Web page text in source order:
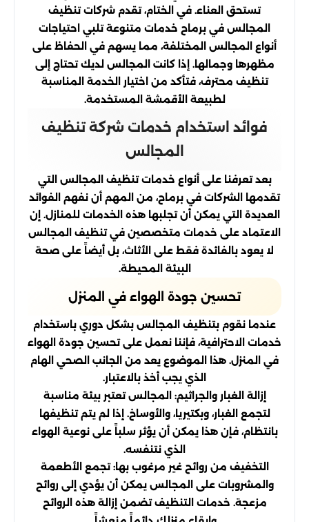
تستحق العناء. في الختام، تقدم شركات تنظيف
المجالس في برماح خدمات متنوعة تلبي احتياجات
أنواع المجالس المختلفة، مما يسهم في الحفاظ على
مظهرها وجمالها. إذا كانت المجالس لديك تحتاج إلى
تنظيف محترف، فتأكد من اختيار الخدمة المناسبة
لطبيعة الأقمشة المستخدمة.
فوائد استخدام خدمات شركة تنظيف
المجالس
بعد تعرفنا على أنواع خدمات تنظيف المجالس التي
تقدمها الشركات في برماح، من المهم أن نفهم الفوائد
العديدة التي يمكن أن تجلبها هذه الخدمات للمنازل. إن
الاعتماد على خدمات متخصصين في تنظيف المجالس
لا يعود بالفائدة فقط على الأثاث، بل أيضاً على صحة
البيئة المحيطة.
تحسين جودة الهواء في المنزل
عندما نقوم بتنظيف المجالس بشكل دوري باستخدام
خدمات الاحترافية، فإننا نعمل على تحسين جودة الهواء
في المنزل. هذا الموضوع يعد من الجانب الصحي الهام
الذي يجب أخذ بالاعتبار.
إزالة الغبار والجراثيم: المجالس تعتبر بيئة مناسبة
لتجمع الغبار، وبكتيريا، والأوساخ. إذا لم يتم تنظيفها
بانتظام، فإن هذا يمكن أن يؤثر سلباً على نوعية الهواء
الذي نتنفسه.
التخفيف من روائح غير مرغوب بها: تجمع الأطعمة
والمشروبات على المجالس يمكن أن يؤدي إلى روائح
مزعجة. خدمات التنظيف تضمن إزالة هذه الروائح